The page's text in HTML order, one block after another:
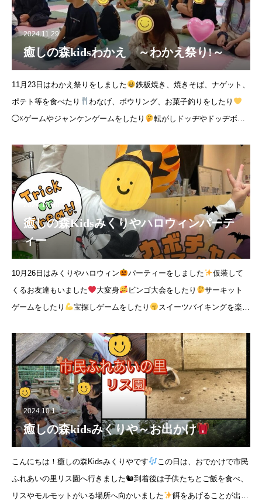
2024.11.29
癒しの森kidsわかえ ～わかえ祭り!～
11月23日はわかえ祭りをしました
鉄板焼き、焼きそば、ナゲット、
ポテト等を食べたり
わなげ、ボウリング、お菓子釣りをしたり
◯☓ゲームやジャンケンゲームをしたり
転がしドッヂやドッヂボー
2024.10.30
癒しの森Kidsみくりやハロウィンパーテ
ィー
10月26日はみくりやハロウィン パーティーをしました
仮装して
くるお友達もいました
大変身 ビンゴ大会をしたり
サーキット
ゲームをしたり
宝探しゲームをしたり
スイーツバイキングを楽し
2024.10.1
癒しの森kidsみくりや～お出かけ
こんにちは！癒しの森Kidsみくりやです
この日は、おでかけで市民
ふれあいの里リス園へ行きました🐿到着後は子供たちとご飯を食べ、
リスやモルモットがいる場所へ向かいました
餌をあげることが出来